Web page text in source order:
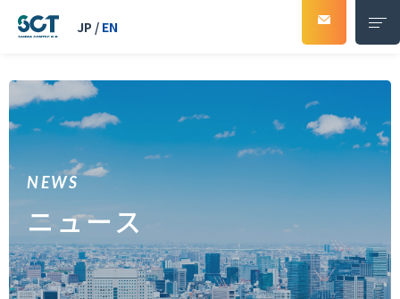
JP / EN
ソリューション
事例紹介
会社紹介
会社概要
ニュース